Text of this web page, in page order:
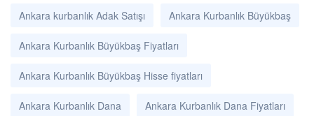
Ankara kurbanlık Adak Satışı Ankara Kurbanlık Büyükbaş
Ankara Kurbanlık Büyükbaş Fiyatları
Ankara Kurbanlık Büyükbaş Hisse fiyatları
Ankara Kurbanlık Dana Ankara Kurbanlık Dana Fiyatları